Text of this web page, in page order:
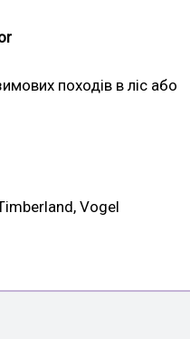
походів в ліс або
Vogel